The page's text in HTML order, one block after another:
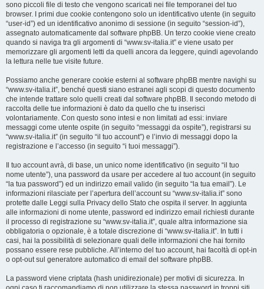
sono piccoli file di testo che vengono scaricati nei file temporanei del tuo
browser. I primi due cookie contengono solo un identificativo utente (in seguito
“user-id”) ed un identificativo anonimo di sessione (in seguito “session-id”),
assegnato automaticamente dal software phpBB. Un terzo cookie viene creato
quando si naviga tra gli argomenti di “www.sv-italia.it” e viene usato per
memorizzare gli argomenti letti da quelli ancora da leggere, quindi agevolando
la lettura nelle tue visite future.
Possiamo anche generare cookie esterni al software phpBB mentre navighi su
“www.sv-italia.it”, benché questi siano estranei agli scopi di questo documento
che intende trattare solo quelli creati dal software phpBB. Il secondo metodo di
raccolta delle tue informazioni è dato da quello che tu inserisci
volontariamente. Con questo sono intesi e non limitati ad essi: inviare
messaggi come utente ospite (in seguito “messaggi da ospite”), registrarsi su
“www.sv-italia.it” (in seguito “il tuo account”) e l’invio di messaggi dopo la
registrazione e l’accesso (in seguito “i tuoi messaggi”).
Il tuo account avrà, di base, un unico nome identificativo (in seguito “il tuo
nome utente”), una password da usare per accedere al tuo account (in seguito
“la tua password”) ed un indirizzo email valido (in seguito “la tua email”). Le
informazioni rilasciate per l’apertura dell’account su “www.sv-italia.it” sono
protette dalle Leggi sulla Privacy dello Stato che ospita il server. In aggiunta
alle informazioni di nome utente, password ed indirizzo email richiesti durante
il processo di registrazione su “www.sv-italia.it”, quale altra informazione sia
obbligatoria o opzionale, è a totale discrezione di “www.sv-italia.it”. In tutti i
casi, hai la possibilità di selezionare quali delle informazioni che hai fornito
possano essere rese pubbliche. All’interno del tuo account, hai facoltà di opt-in
o opt-out sul generatore automatico di email del software phpBB.
La password viene criptata (hash unidirezionale) per motivi di sicurezza. In